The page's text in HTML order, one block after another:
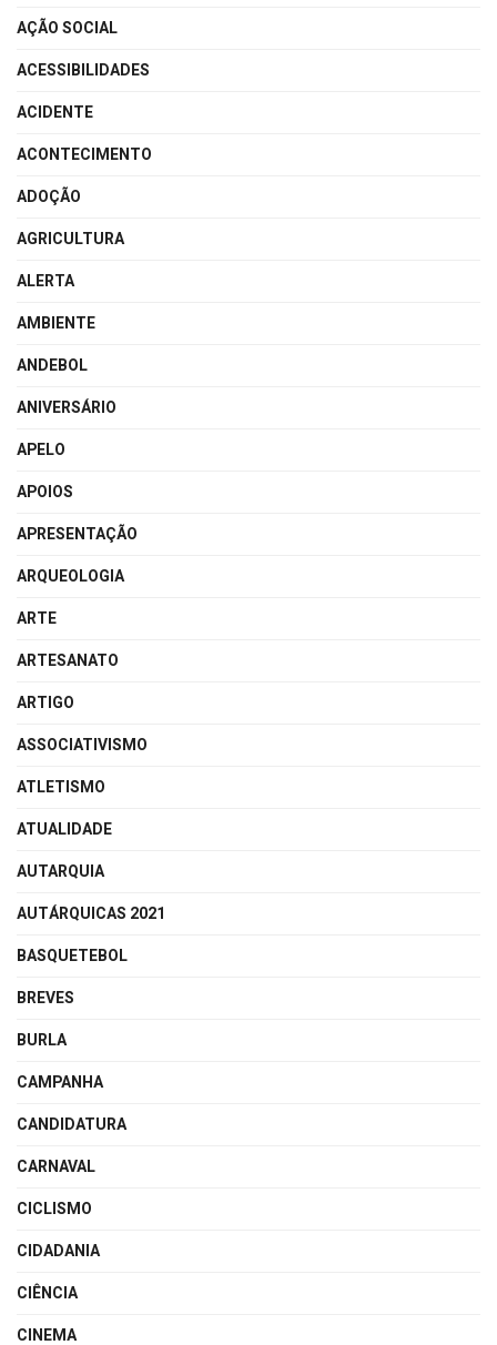
AÇÃO SOCIAL
ACESSIBILIDADES
ACIDENTE
ACONTECIMENTO
ADOÇÃO
AGRICULTURA
ALERTA
AMBIENTE
ANDEBOL
ANIVERSÁRIO
APELO
APOIOS
APRESENTAÇÃO
ARQUEOLOGIA
ARTE
ARTESANATO
ARTIGO
ASSOCIATIVISMO
ATLETISMO
ATUALIDADE
AUTARQUIA
AUTÁRQUICAS 2021
BASQUETEBOL
BREVES
BURLA
CAMPANHA
CANDIDATURA
CARNAVAL
CICLISMO
CIDADANIA
CIÊNCIA
CINEMA